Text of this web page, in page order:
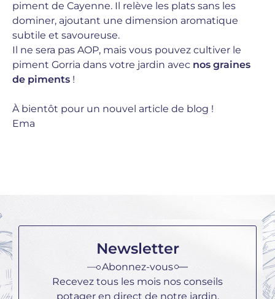
piment de Cayenne. Il relève les plats sans les
dominer, ajoutant une dimension aromatique
subtile et savoureuse.
Il ne sera pas AOP, mais vous pouvez cultiver le
piment Gorria dans votre jardin avec nos graines
de piments !
À bientôt pour un nouvel article de blog !
Ema
Newsletter
Abonnez-vous
Recevez tous les mois nos conseils
potager en direct de notre jardin.